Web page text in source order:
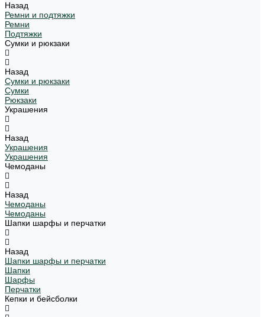
Назад
Ремни и подтяжки
Ремни
Подтяжки
Сумки и рюкзаки
Назад
Сумки и рюкзаки
Сумки
Рюкзаки
Украшения
Назад
Украшения
Украшения
Чемоданы
Назад
Чемоданы
Чемоданы
Шапки шарфы и перчатки
Назад
Шапки шарфы и перчатки
Шапки
Шарфы
Перчатки
Кепки и бейсболки